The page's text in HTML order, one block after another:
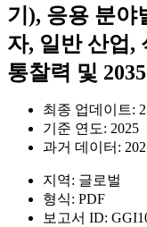
기), 응용 분야
자, 일반 산업,
통찰력 및
최종 업데이트:
기준 연도: 2025
과거 데이터:
지역: 글로벌
형식: PDF
보고서 ID: